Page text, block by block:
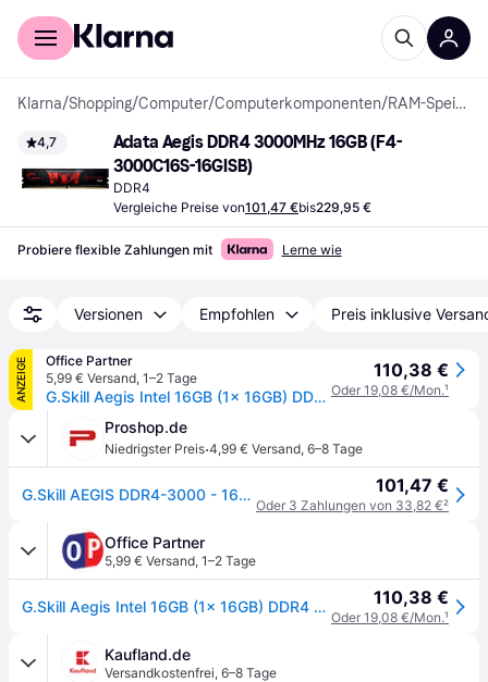
Für Shopper
Klarna/Shopping/Computer/Computerkomponenten/ RAM-Speicher
4,7
Adata Aegis DDR4 3000MHz 16GB (F4-
3000C16S-16GISB)
DDR4
Vergleiche Preise von101,47 €bis229,95 €
Probiere flexible Zahlungen mit Lerne wie
Versionen Empfohlen Preis inklusive
ANZEIGE
Office Partner
5,99 € Versand, 1–2 Tage
G.Skill Aegis Intel 16GB (1x 16GB) DDR4 3000 MHz schwarz
110,38 €
Oder 19,08 €/Mon.¹
Proshop.de
Niedrigster Preis·4,99 € Versand, 6–8 Tage
G.Skill AEGIS DDR4-3000 - 16GB - CL16 - Single Channel (1 pcs) - Intel XMP - Schwarz 101,47 €
Oder 3 Zahlungen von 33,82 €²
Office Partner
5,99 € Versand, 1–2 Tage
G.Skill Aegis Intel 16GB (1x 16GB) DDR4 3000 MHz schwarz 110,38 €
Oder 19,08 €/Mon.¹
Kaufland.de
Versandkostenfrei, 6–8 Tage